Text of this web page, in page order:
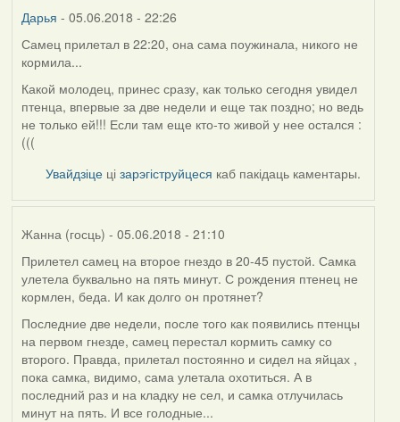
Дарья - 05.06.2018 - 22:26
Самец прилетал в 22:20, она сама поужинала, никого не
кормила...
Какой молодец, принес сразу, как только сегодня увидел
птенца, впервые за две недели и еще так поздно; но ведь
не только ей!!! Если там еще кто-то живой у нее остался :
(((
Увайдзіце цізарэгіструйцеся каб пакідаць каментары.
Жанна (госць) - 05.06.2018 - 21:10
Прилетел самец на второе гнездо в 20-45 пустой. Самка
улетела буквально на пять минут. С рождения птенец не
кормлен, беда. И как долго он протянет?
Последние две недели, после того как появились птенцы
на первом гнезде, самец перестал кормить самку со
второго. Правда, прилетал постоянно и сидел на яйцах ,
пока самка, видимо, сама улетала охотиться. А в
последний раз и на кладку не сел, и самка отлучилась
минут на пять. И все голодные...